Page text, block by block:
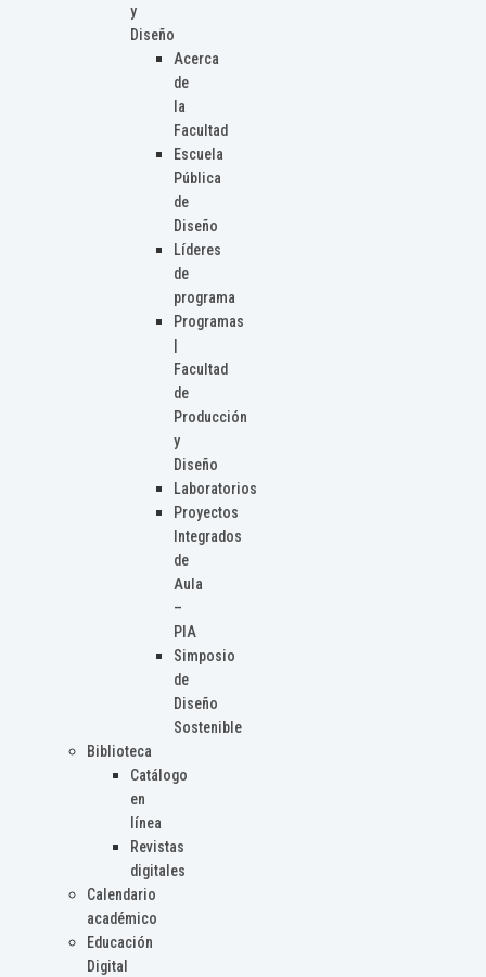
y
Diseño
Acerca
de
la
Facultad
Escuela
Pública
de
Diseño
Líderes
de
programa
Programas
Facultad
de
Producción
y
Diseño
Laboratorios
Proyectos
Integrados
de
Aula
–
PIA
Simposio
de
Diseño
Sostenible
Biblioteca
Catálogo
en
línea
Revistas
digitales
Calendario
académico
Educación
Digital